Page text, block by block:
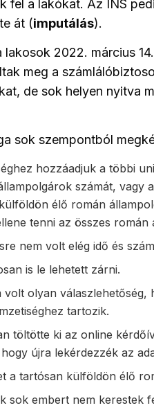
fel a lakókat. Az INS
át (imputálás).
lakosok 2022. március
meg a
de sok helyen nyitva
sok szempontból
hozzáadjuk a többi
számát, vagy
élő román
tenni az összes román
nem volt elég idő és
is le lehetett zárni.
olyan válaszlehetőség,
tartozik.
töltötte ki az online
újra lekérdezzék az
a tartósan külföldön élő
sok embert nem kerestek